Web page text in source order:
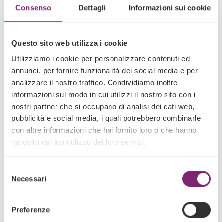
Consenso Dettagli Informazioni sui cookie
Questo sito web utilizza i cookie
Utilizziamo i cookie per personalizzare contenuti ed
annunci, per fornire funzionalità dei social media e per
analizzare il nostro traffico. Condividiamo inoltre
informazioni sul modo in cui utilizzi il nostro sito con i
nostri partner che si occupano di analisi dei dati web,
pubblicità e social media, i quali potrebbero combinarle
con altre informazioni che hai fornito loro o che hanno
raccolto dal tuo utilizzo dei loro servizi.
delNecessari
Preferenze